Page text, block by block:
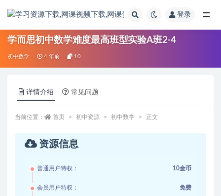
登录
学而思初中数学难度最高班型实验A班2-4
初中数学 4 年前 10
详情介绍 常见问题
当前位置： 首页 初中资源 初中数学 正文
资源信息
普通用户特权： 10金币
会员用户特权： 免费